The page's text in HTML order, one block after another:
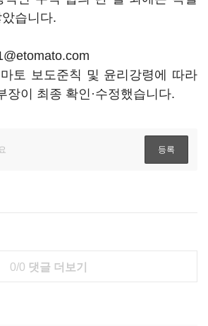
습니다.
토 보도준칙 및 윤리강령에 따라
장이 최종 확인·수정했습니다.
0/0 댓글 더보기